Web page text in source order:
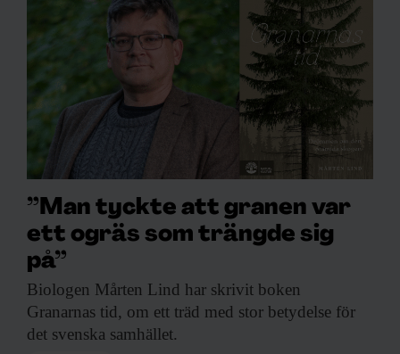
”Man tyckte att granen var
ett ogräs som trängde sig
på”
Biologen Mårten Lind har skrivit boken
Granarnas tid, om ett träd med stor betydelse för
det svenska samhället.